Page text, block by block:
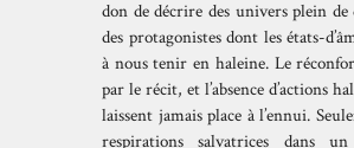
don de décrire des univers plein
des protagonistes dont les états-
à nous tenir en haleine. Le
par le récit, et l’absence d’actions
laissent jamais place à l’ennui.
respirations salvatrices dans